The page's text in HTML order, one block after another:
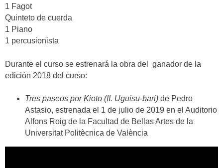
1 Fagot
Quinteto de cuerda
1 Piano
1 percusionista
Durante el curso se estrenará la obra del ganador de la
edición 2018 del curso:
Tres paseos por Kioto (II. Uguisu-bari) de Pedro
Astasio, estrenada el 1 de julio de 2019 en el Auditorio
Alfons Roig de la Facultad de Bellas Artes de la
Universitat Politècnica de València